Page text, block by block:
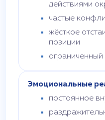
действиями
частые
жёсткое
позиции
Эмоциональные
постоянное